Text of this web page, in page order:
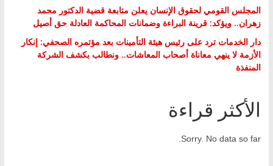
المجلس القومي لحقوق الإنسان يعلن متابعة قضية الدكتور محمد
زهران.. ويؤكد: قرينة البراءة وضمانات المحاكمة العادلة حق أصيل
دار الخدمات ترد على رئيس هيئة التأمينات بعد مؤتمره الصحفي: إنكار
الأزمة لا ينهي معاناة أصحاب المعاشات.. ونطالب بكشف الشركة
المنفذة
الأكثر قراءة
Sorry. No data so far.